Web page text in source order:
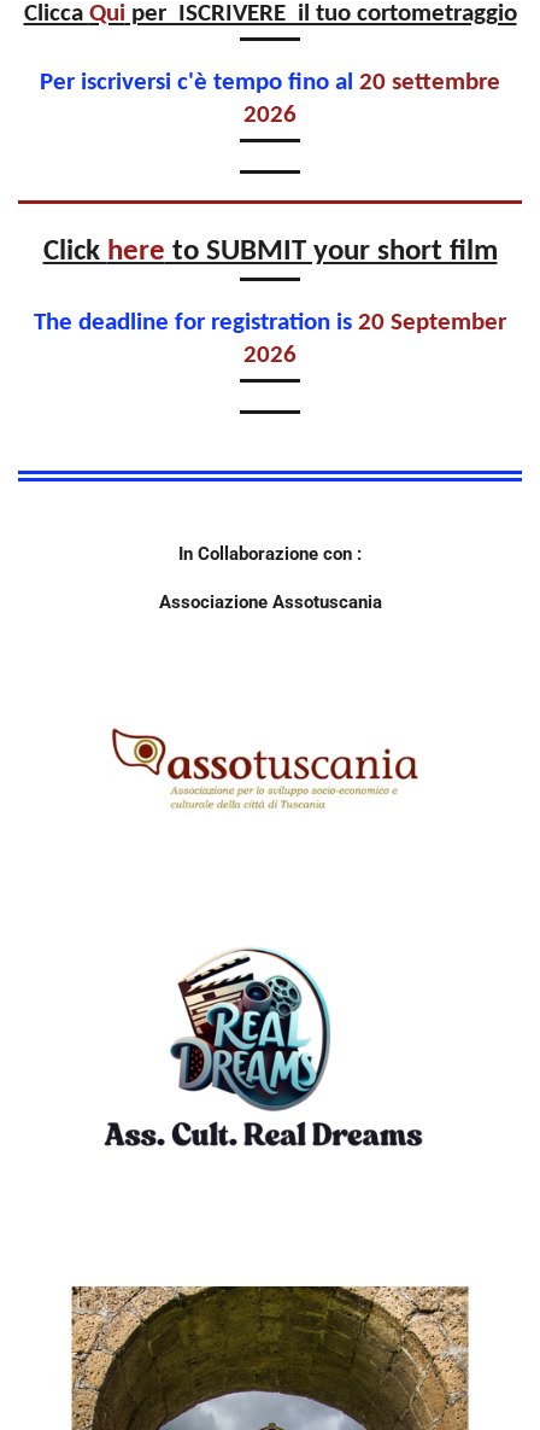
Clicca Quiper ISCRIVERE il tuo cortometraggio
Per iscriversi c'è tempo fino al 20 settembre
2026
Click here to SUBMIT your short film
The deadline for registration is 20 September
2026
In Collaborazione con :
Associazione Assotuscania